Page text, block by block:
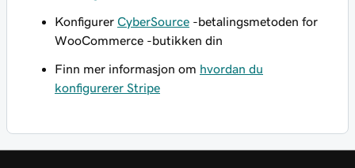
Konfigurer CyberSource -betalingsmetoden for
WooCommerce -butikken din
Finn mer informasjon om hvordan du
konfigurerer Stripe